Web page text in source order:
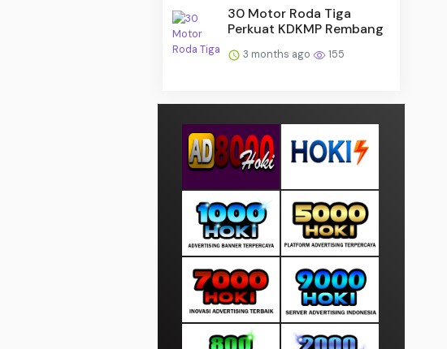
30 Motor Roda Tiga
Perkuat KDKMP Rembang
3 months ago 155